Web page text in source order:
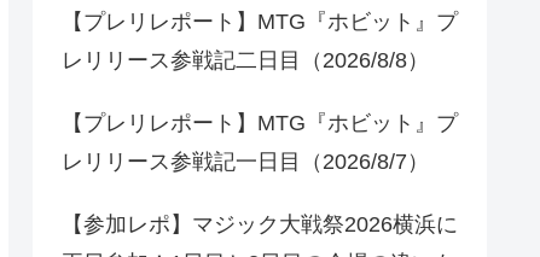
【プレリレポート】MTG『ホビット』プ
レリリース参戦記二日目（2026/8/8）
【プレリレポート】MTG『ホビット』プ
レリリース参戦記一日目（2026/8/7）
【参加レポ】マジック大戦祭2026横浜に